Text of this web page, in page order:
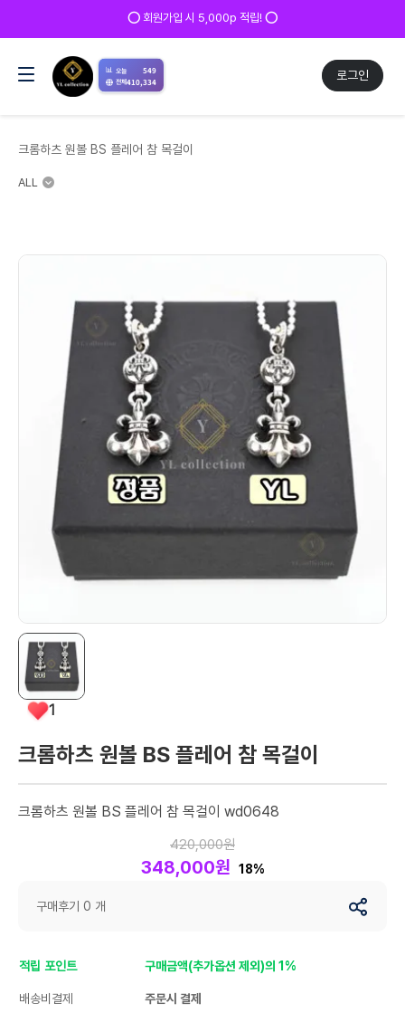
⭕ 회원가입 시 5,000p 적립! ⭕
로그인
📊 오늘 549
전체410,334
크롬하츠 원볼 BS 플레어 참 목걸이
ALL
1
크롬하츠 원볼 BS 플레어 참 목걸이
크롬하츠 원볼 BS 플레어 참 목걸이 wd0648
420,000원
348,000원 18%
구매후기 0 개
적립 포인트 구매금액(추가옵션 제외)의 1%
배송비결제 주문시 결제